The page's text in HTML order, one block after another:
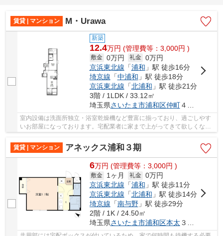
賃貸 | マンション M・Urawa
新築
12.4万円 (管理費等：3,000円 )
敷金 0万円 礼金 0万円
京浜東北線 「浦和 」駅 徒歩16分
埼京線 「中浦和 」駅 徒歩18分
京浜東北線 「北浦和 」駅 徒歩21分
3階 / 1LDK / 33.12㎡
埼玉県さいたま市浦和区仲町４丁目１-１１
室内設備は洗面所独立・浴室乾燥機など豊富に揃っており、過ごしやす
いお部屋になっております。宅配業者に家まで上がってきて欲しくない
と思っている人でも、宅配ボックスがあるので...
賃貸 | マンション
アネックス浦和３期
6万円 (管理費等：3,000円 )
敷金 1ヶ月 礼金 0万円
京浜東北線 「浦和 」駅 徒歩11分
京浜東北線 「北浦和 」駅 徒歩14分
埼京線 「南与野」駅 徒歩29分
2階 / 1K / 24.50㎡
埼玉県さいたま市浦和区本太 ３丁目２０-１０